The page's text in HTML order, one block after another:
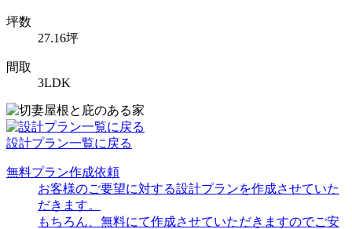
坪数
27.16坪
間取
3LDK
設計プラン一覧に戻る
無料プラン作成依頼
お客様のご要望に対する設計プランを作成させていた
だきます。
もちろん、無料にて作成させていただきますのでご安